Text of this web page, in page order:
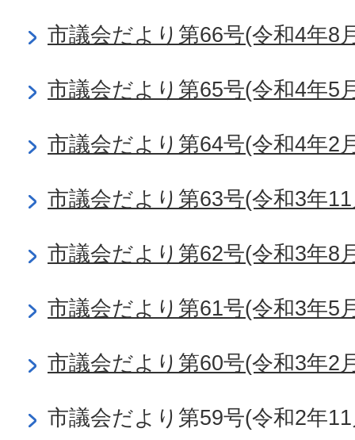
市議会だより第66号(令和4年8
市議会だより第65号(令和4年5
市議会だより第64号(令和4年2
市議会だより第63号(令和3年
市議会だより第62号(令和3年8
市議会だより第61号(令和3年5
市議会だより第60号(令和3年2
市議会だより第59号(令和2年